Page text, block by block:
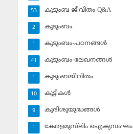
കുടുംബ ജീവിതം-Q&A
53
കുടുംബം
2
കുടുംബം-പഠനങ്ങള്‍
1
കുടുംബം-ലേഖനങ്ങള്‍
41
കുടുംബജീവിതം
1
കുട്ടികള്‍
10
കുരിശുയുദ്ധങ്ങള്‍
9
കേരളമുസ്‌ലിം ഐക്യസംഘം
1